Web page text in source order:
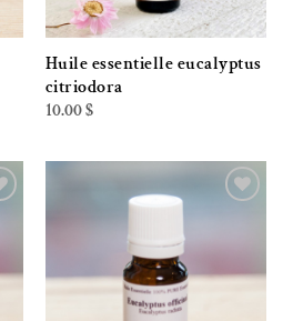
Huile essentielle eucalyptus
citriodora
10.00$